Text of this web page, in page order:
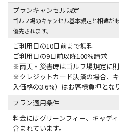
プランキャンセル規定
ゴルフ場のキャンセル基本規定と相違が
優先されます。
ご利用日の10日前まで無料
ご利用日の9日前以降100%請求
※雨天・災害時はゴルフ場規定に
※クレジットカード決済の場合、
入価格の3.6%）はお客様負担とな
プラン適用条件
料金にはグリーンフィー、キャデ
含まれています。